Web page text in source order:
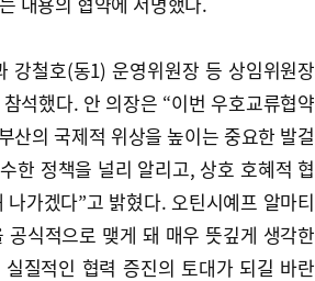
강철호(동1) 운영위원장 등 상임위원장
석했다. 안 의장은 “이번 우호교류협약
산의 국제적 위상을 높이는 중요한 발걸
한 정책을 널리 알리고, 상호 호혜적 협
가겠다”고 밝혔다. 오틴시예프 알마티
식적으로 맺게 돼 매우 뜻깊게 생각한
질적인 협력 증진의 토대가 되길 바란